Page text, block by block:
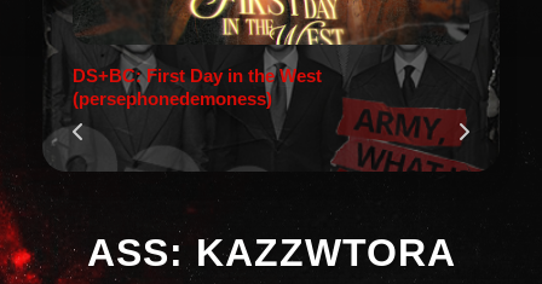
DS+BC: First Day in the West
(persephonedemoness)
ASS: KAZZWTORA